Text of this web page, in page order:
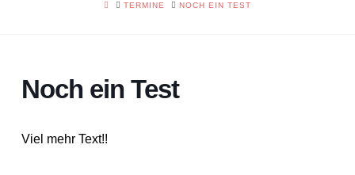
HOMETERMINE NOCH EIN TEST
Noch ein Test
Viel mehr Text!!